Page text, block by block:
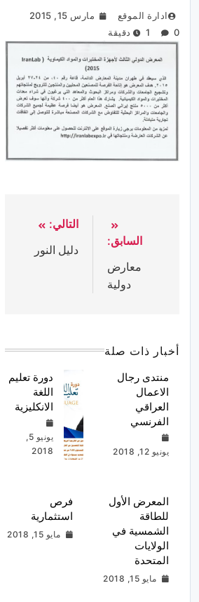
ادارة الموقع
مارس 15, 2015
0
1 دقيقة
السابق:
معارض
دولية
التالي:
دليل النور
أخبار ذات صلة
منتدى رجال
الاعمال
العراقي
الفرنسي
يونيو 12, 2018
دورة تعليم
اللغة
الانكليزية
يونيو 5,
2018
المعرض الأول
للطاقة
الشمسية في
الولايات
المتحدة
مايو 15, 2018
فرص
استثمارية
مايو 15, 2018